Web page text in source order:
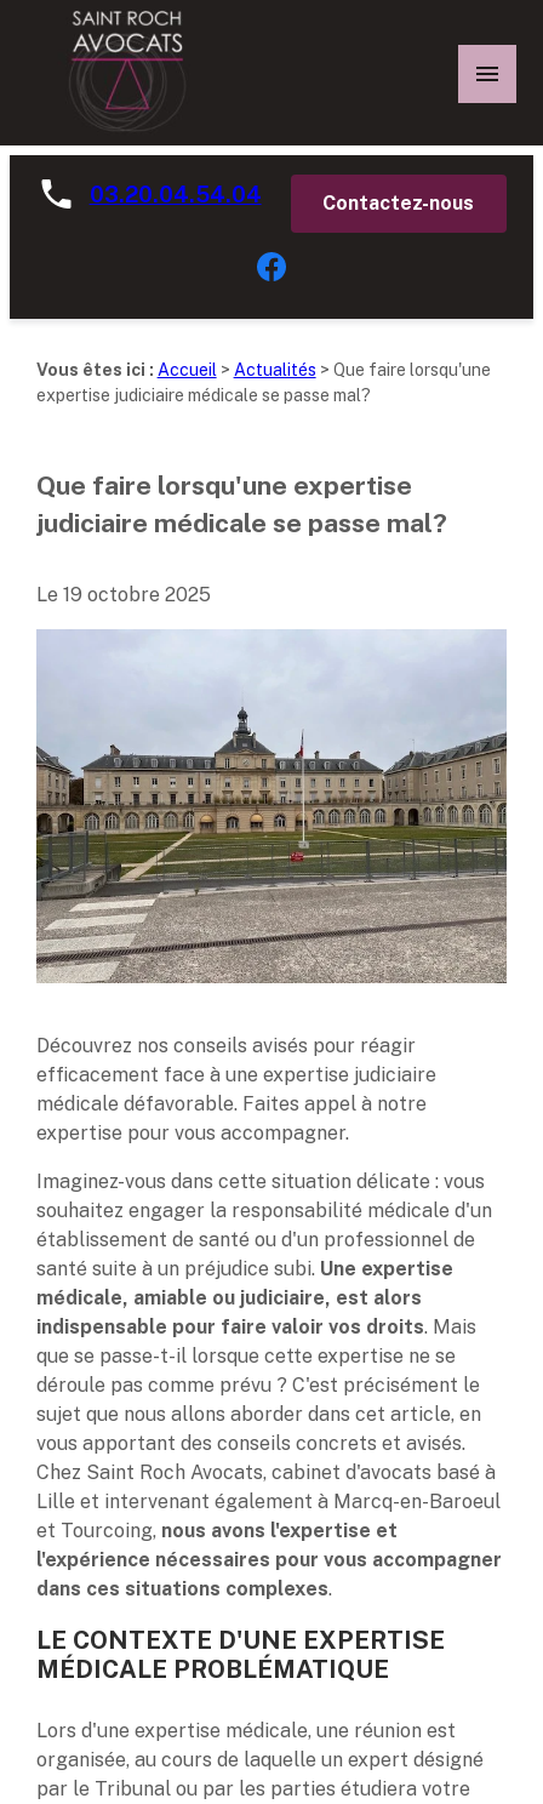
03.20.04.54.04 Contactez-nous
Vous êtes ici : Accueil > Actualités > Que faire lorsqu'une
expertise judiciaire médicale se passe mal?
Que faire lorsqu'une expertise
judiciaire médicale se passe mal?
Le 19 octobre 2025
Découvrez nos conseils avisés pour réagir
efficacement face à une expertise judiciaire
médicale défavorable. Faites appel à notre
expertise pour vous accompagner.
Imaginez-vous dans cette situation délicate : vous
souhaitez engager la responsabilité médicale d'un
établissement de santé ou d'un professionnel de
santé suite à un préjudice subi. Une expertise
médicale, amiable ou judiciaire, est alors
indispensable pour faire valoir vos droits. Mais
que se passe-t-il lorsque cette expertise ne se
déroule pas comme prévu ? C'est précisément le
sujet que nous allons aborder dans cet article, en
vous apportant des conseils concrets et avisés.
Chez Saint Roch Avocats, cabinet d'avocats basé à
Lille et intervenant également à Marcq-en-Baroeul
et Tourcoing, nous avons l'expertise et
l'expérience nécessaires pour vous accompagner
dans ces situations complexes.
LE CONTEXTE D'UNE EXPERTISE
MÉDICALE PROBLÉMATIQUE
Lors d'une expertise médicale, une réunion est
organisée, au cours de laquelle un expert désigné
par le Tribunal ou par les parties étudiera votre
Panneau de gestion des cookies